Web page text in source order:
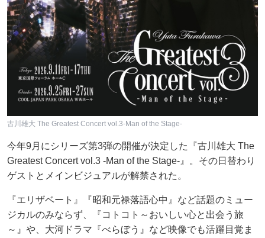
古川雄大 The Greatest Concert vol.3-Man of the Stage-
今年9月にシリーズ第3弾の開催が決定した『古川雄大 The
Greatest Concert vol.3 -Man of the Stage-』。その日替わり
ゲストとメインビジュアルが解禁された。
『エリザベート』『昭和元禄落語心中』など話題のミュー
ジカルのみならず、『コトコト～おいしい心と出会う旅
～』や、大河ドラマ『べらぼう』など映像でも活躍目覚ま